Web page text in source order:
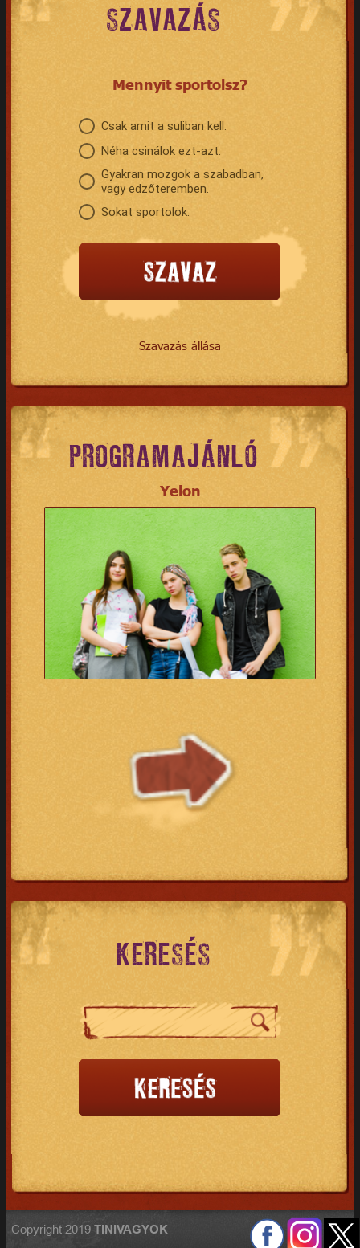
SZAVAZÁS
Mennyit sportolsz?
Csak amit a suliban kell.
Néha csinálok ezt-azt.
Gyakran mozgok a szabadban,
vagy edzőteremben.
Sokat sportolok.
Szavazás állása
PROGRAMAJÁNLÓ
Yelon
KERESÉS
Copyright 2019 TINIVAGYOK